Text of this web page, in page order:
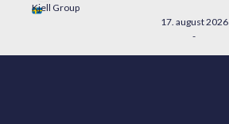
Kjell Group
17. august 2026
-